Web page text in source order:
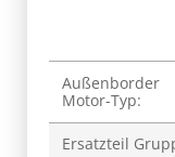
Wert
Außenborder
Motor-Typ:
Ersatzteil